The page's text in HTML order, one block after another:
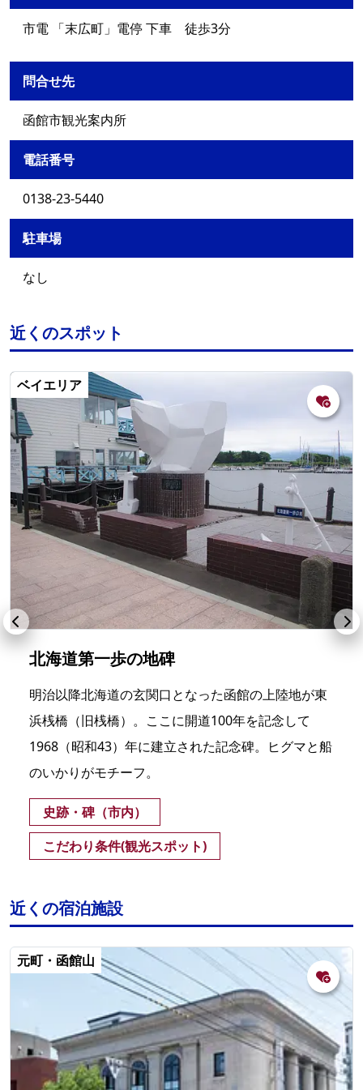
市電 「末広町」電停 下車 徒歩3分
問合せ先
函館市観光案内所
電話番号
0138-23-5440
駐車場
なし
近くのスポット
ベイエリア
北海道第一歩の地碑
明治以降北海道の玄関口となった函館の上陸地が東
浜桟橋（旧桟橋）。ここに開道100年を記念して
1968（昭和43）年に建立された記念碑。ヒグマと船
のいかりがモチーフ。
史跡・碑（市内）
こだわり条件(観光スポット)
近くの宿泊施設
元町・函館山